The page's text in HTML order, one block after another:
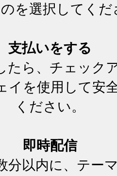
を選択してくだ
支払いをする
たら、チェック
イを使用して安
ください。
即時配信
分以内に、テー